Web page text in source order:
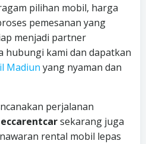
pilihan mobil, harga
pemesanan yang
menjadi partner
hubungi kami dan dapatkan
Madiun yang nyaman dan
perjalanan
sekarang juga
rental mobil lepas